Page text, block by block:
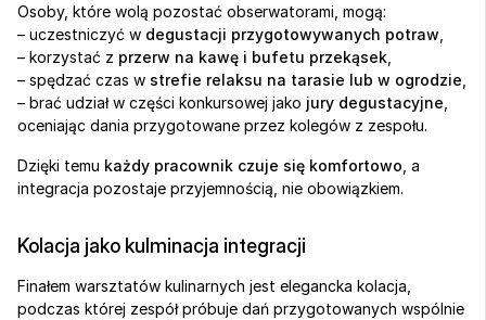
Osoby, które wolą pozostać obserwatorami, mogą:
– uczestniczyć w degustacji przygotowywanych potraw
– korzystać z przerw na kawę i bufetu przekąsek
– spędzać czas w strefie relaksu na tarasie lub w ogrodzie
– brać udział w części konkursowej jako jury degustacyjne
oceniając dania przygotowane przez kolegów z zespołu.
Dzięki temu każdy pracownik czuje się komfortowo , a
integracja pozostaje przyjemnością, nie obowiązkiem.
Kolacja jako kulminacja integracji
Finałem warsztatów kulinarnych jest elegancka kolacja,
podczas której zespół próbuje dań przygotowanych wspólnie